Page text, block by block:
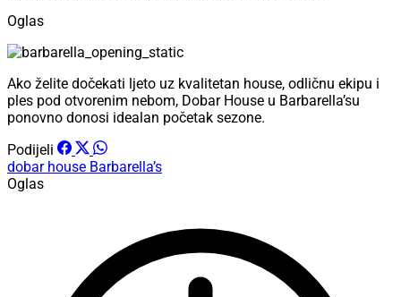
Oglas
Ako želite dočekati ljeto uz kvalitetan house, odličnu ekipu i
ples pod otvorenim nebom, Dobar House u Barbarella’su
ponovno donosi idealan početak sezone.
Podijeli
dobar house Barbarella’s
Oglas